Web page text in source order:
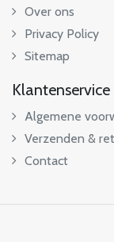
Over ons
Privacy Policy
Sitemap
Klantenservice
Algemene
Verzenden &
Contact